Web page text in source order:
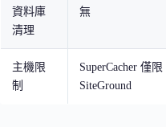
資料庫
清理
無
主機限
制
SuperCacher 僅限
SiteGround